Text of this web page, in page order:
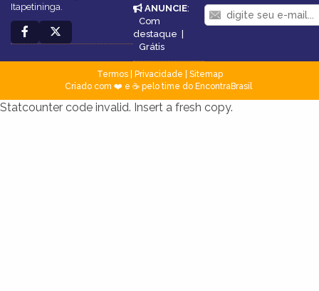
Itapetininga.
ANUNCIE:
Com
destaque |
Grátis
Termos| Privacidade
Sitemap
Criado com ❤️ e ☕ pelo time do EncontraBrasil
Statcounter code invalid. Insert a fresh copy.